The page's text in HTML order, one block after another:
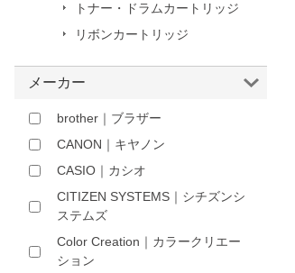
トナー・ドラムカートリッジ
リボンカートリッジ
メーカー
brother｜ブラザー
CANON｜キヤノン
CASIO｜カシオ
CITIZEN SYSTEMS｜シチズンシ
ステムズ
Color Creation｜カラークリエー
ション